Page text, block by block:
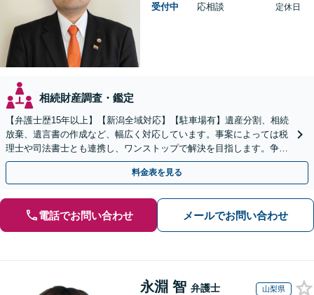
受付中
応相談
定休日
相続財産調査・鑑定
【弁護士歴15年以上】【新潟全域対応】【駐車場有】遺産分割、相続
放棄、遺言書の作成など、幅広く対応しています。事案によっては税
理士や司法書士とも連携し、ワンストップで解決を目指します。争い
を防ぐためにもぜひご相談ください。【分割払い可】
料金表を見る
電話でお問い合わせ メールでお問い合わせ
永淵 智 弁護士 山梨県